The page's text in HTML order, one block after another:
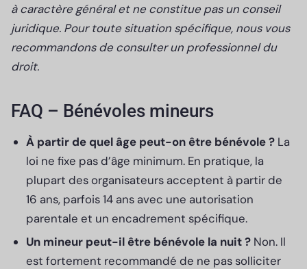
à caractère général et ne constitue pas un conseil
juridique. Pour toute situation spécifique, nous vous
recommandons de consulter un professionnel du
droit.
FAQ – Bénévoles mineurs
À partir de quel âge peut-on être bénévole ? La
loi ne fixe pas d’âge minimum. En pratique, la
plupart des organisateurs acceptent à partir de
16 ans, parfois 14 ans avec une autorisation
parentale et un encadrement spécifique.
Un mineur peut-il être bénévole la nuit ? Non. Il
est fortement recommandé de ne pas solliciter